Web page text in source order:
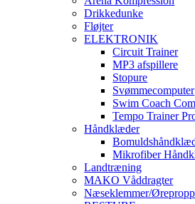
Drikkedunke
Fløjter
ELEKTRONIK
Circuit Trainer
MP3 afspillere
Stopure
Svømmecomputer
Swim Coach
Tempo Trainer
Håndklæder
Mikrofiber
Landtræning
MAKO Våddragter
Næseklemmer/